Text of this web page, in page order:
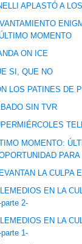
APLASTÓ A
MOMENTO
ON ICE
SI, QUE NO
LOS PATINES DE
SIN TVR
MOMENTO:
PARA
LA CULPA
EN LA
parte 2-
EN LA
parte 1-